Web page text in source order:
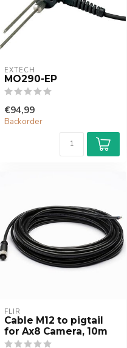
EXTECH
MO290-EP
€94,99
Backorder
FLIR
Cable M12 to pigtail
for Ax8 Camera, 10m